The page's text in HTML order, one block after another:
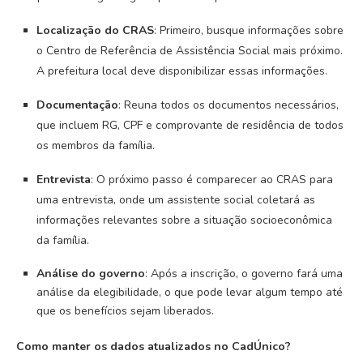
Localização do CRAS: Primeiro, busque informações sobre
o Centro de Referência de Assistência Social mais próximo.
A prefeitura local deve disponibilizar essas informações.
Documentação: Reuna todos os documentos necessários,
que incluem RG, CPF e comprovante de residência de todos
os membros da família.
Entrevista: O próximo passo é comparecer ao CRAS para
uma entrevista, onde um assistente social coletará as
informações relevantes sobre a situação socioeconômica
da família.
Análise do governo: Após a inscrição, o governo fará uma
análise da elegibilidade, o que pode levar algum tempo até
que os benefícios sejam liberados.
Como manter os dados atualizados no CadÚnico?